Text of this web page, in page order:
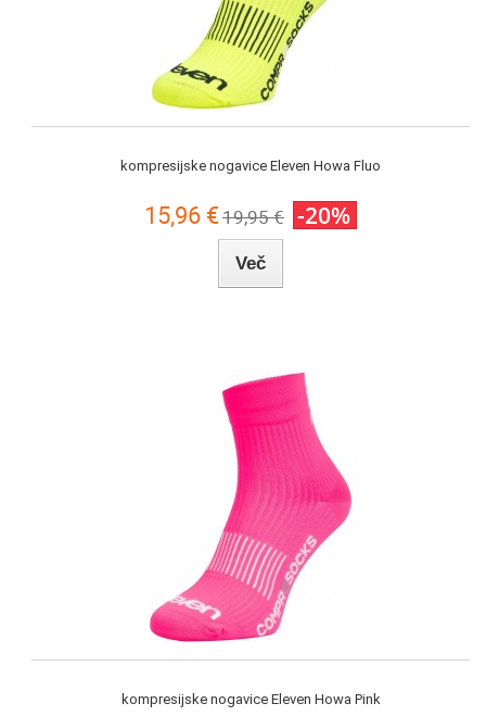
kompresijske nogavice Eleven Howa Fluo
15,96 €19,95 € -20%
Več
kompresijske nogavice Eleven Howa Pink